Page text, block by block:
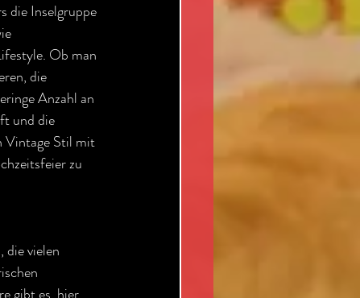
die Inselgruppe
Ob man
die
Anzahl an
und die
Vintage Stil mit
zu
die vielen